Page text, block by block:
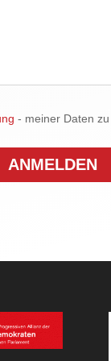
- meiner Daten zu